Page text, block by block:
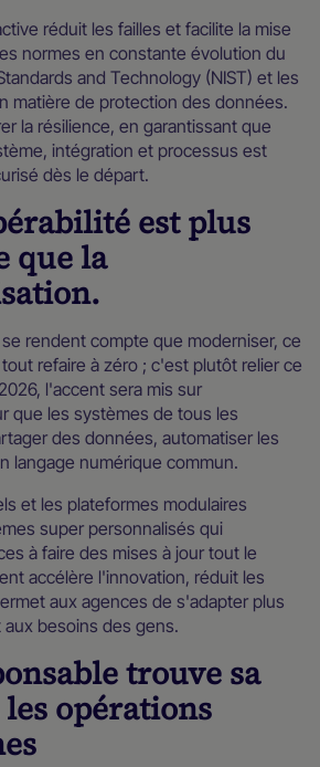
réduit les failles et facilite la mise
normes en constante évolution du
and Technology (NIST) et les
matière de protection des données.
la résilience, en garantissant que
intégration et processus est
dès le départ.
est plus
que la
rendent compte que moderniser, ce
refaire à zéro ; c'est plutôt relier ce
l'accent sera mis sur
que les systèmes de tous les
des données, automatiser les
langage numérique commun.
et les plateformes modulaires
super personnalisés qui
à faire des mises à jour tout le
accélère l'innovation, réduit les
aux agences de s'adapter plus
besoins des gens.
trouve sa
opérations